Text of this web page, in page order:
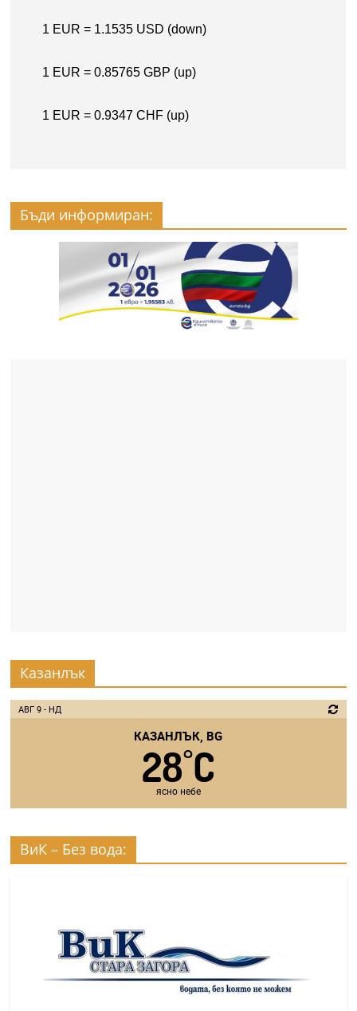
Бъди информиран:
Казанлък
АВГ 9 - НД
КАЗАНЛЪК, BG
28°C
ясно небе
ВиК – Без вода: